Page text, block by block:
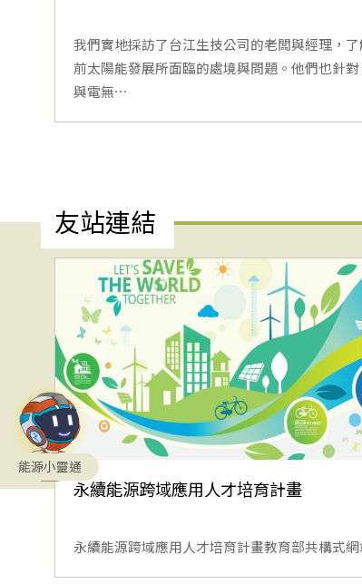
我們實地採訪了台江生技公司的老闆與經理，了
前太陽能發展所面臨的處境與問題。他們也針對
與電無⋯
友站連結
永續能源跨域應用人才培育計畫
永續能源跨域應用人才培育計畫教育部共構式
能源小靈通